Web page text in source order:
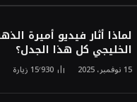
لماذا أثار فيديو أميرة
الخليجي كل هذا الجدل؟
15 نوفمبر، 2025 15٬930 زيارة